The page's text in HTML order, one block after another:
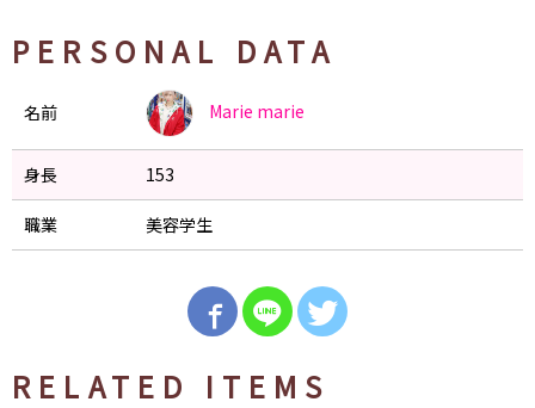
PERSONAL DATA
名前 Marie marie
身長 153
職業 美容学生
RELATED ITEMS